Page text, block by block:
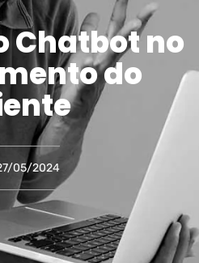
Chatbot no
do
05/2024